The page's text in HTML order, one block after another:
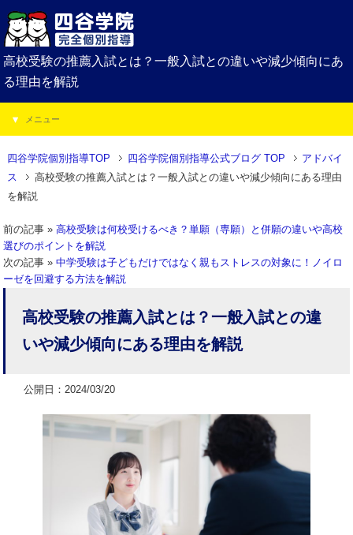
高校受験の推薦入試とは？一般入試との違いや減少傾向にあ
る理由を解説
メニュー
四谷学院個別指導TOP 四谷学院個別指導公式ブログ TOP
アドバイ
ス
高校受験の推薦入試とは？一般入試との違いや減少傾向にある理由
を解説
前の記事 »高校受験は何校受けるべき？単願（専願）と併願の違いや高校
選びのポイントを解説
次の記事 »中学受験は子どもだけではなく親もストレスの対象に！ノイロ
ーゼを回避する方法を解説
高校受験の推薦入試とは？一般入試との違
いや減少傾向にある理由を解説
公開日：2024/03/20